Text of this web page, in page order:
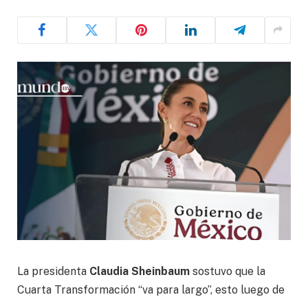
La presidenta Claudia Sheinbaum sostuvo que la
Cuarta Transformación “va para largo”, esto luego de